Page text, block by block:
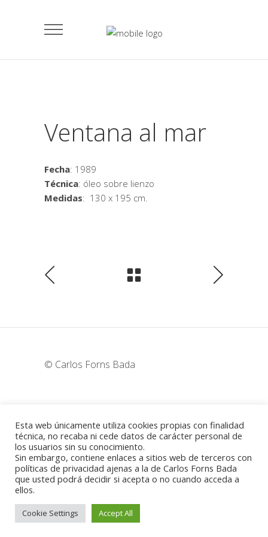
Ventana al mar
Fecha: 1989
Técnica: óleo sobre lienzo
Medidas: 130 x 195 cm.
© Carlos Forns Bada
Madrid - España
Esta web únicamente utiliza cookies propias con finalidad
técnica, no recaba ni cede datos de carácter personal de
los usuarios sin su conocimiento.
Sin embargo, contiene enlaces a sitios web de terceros con
políticas de privacidad ajenas a la de Carlos Forns Bada
que usted podrá decidir si acepta o no cuando acceda a
ellos.
Cookie Settings Accept All